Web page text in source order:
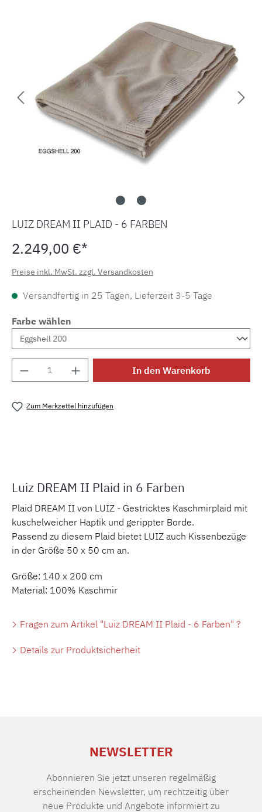
LUIZ DREAM II PLAID - 6 FARBEN
2.249,00 €*
Preise inkl. MwSt. zzgl. Versandkosten
Versandfertig in 25 Tagen, Lieferzeit 3-5 Tage
Farbe wählen
Produkt Anzahl: Gib den gewünschten
In den Warenkorb
Zum Merkzettel hinzufügen
Luiz DREAM II Plaid in 6 Farben
Plaid DREAM II von LUIZ - Gestricktes Kaschmirplaid mit
kuschelweicher Haptik und gerippter Borde.
Passend zu diesem Plaid bietet LUIZ auch Kissenbezüge
in der Größe 50 x 50 cm an.
Größe: 140 x 200 cm
Material: 100% Kaschmir
Fragen zum Artikel "Luiz DREAM II Plaid - 6 Farben" ?
Details zur Produktsicherheit
NEWSLETTER
Abonnieren Sie jetzt unseren regelmäßig
erscheinenden Newsletter, um rechtzeitig über
neue Produkte und Angebote informiert zu